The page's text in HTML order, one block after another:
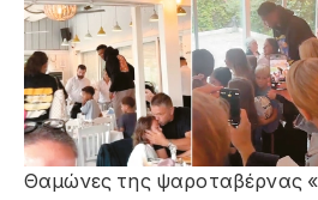
Θαμώνες της ψαροταβέρνας